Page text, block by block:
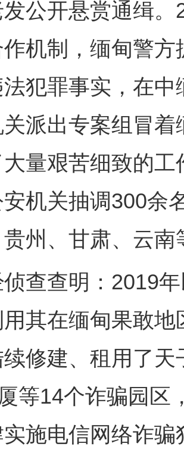
公开悬赏通缉
机制，缅甸警
犯罪事实，在
派出专案组冒
量艰苦细致的
机关抽调300余
州、甘肃、云
查明：2019年
用其在缅甸果敢
修建、租用了
等14个诈骗园区
实施电信网络诈